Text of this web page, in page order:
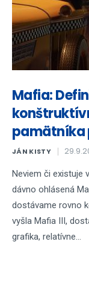
Mafia:
pamätníka
JÁN KISTY
Neviem či existuje
dávno ohlásená
dostávame rovno
vyšla Mafia III,
grafika, relatívne...